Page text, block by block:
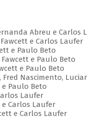
Abreu e Carlos
e Carlos Laufer
e Paulo Beto
e Paulo Beto
e Paulo Beto
Nascimento,
Paulo Beto
Laufer
e Carlos Laufer
e Carlos Laufer